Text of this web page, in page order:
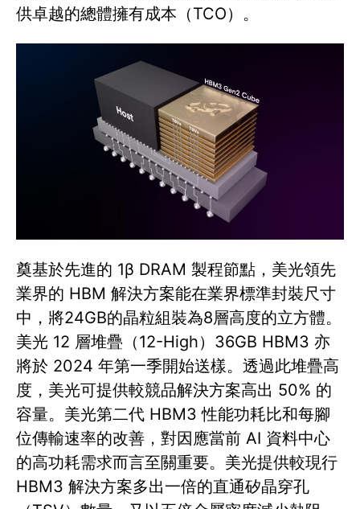
供卓越的總體擁有成本（TCO）。
奠基於先進的 1β DRAM 製程節點，美光領先
業界的 HBM 解決方案能在業界標準封裝尺寸
中，將24GB的晶粒組裝為8層高度的立方體。
美光 12 層堆疊（12-High）36GB HBM3 亦
將於 2024 年第一季開始送樣。透過此堆疊高
度，美光可提供較競品解決方案高出 50% 的
容量。美光第二代 HBM3 性能功耗比和每腳
位傳輸速率的改善，對因應當前 AI 資料中心
的高功耗需求而言至關重要。美光提供較現行
HBM3 解決方案多出一倍的直通矽晶穿孔